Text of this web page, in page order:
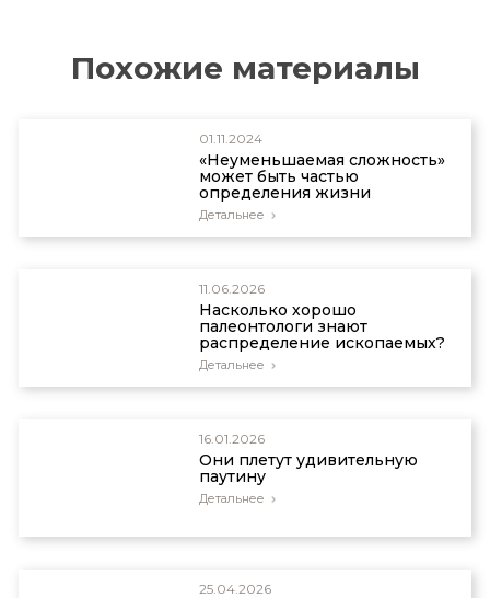
Похожие материалы
01.11.2024
«Неуменьшаемая сложность»
может быть частью
определения жизни
Детальнее
11.06.2026
Насколько хорошо
палеонтологи знают
распределение ископаемых?
Детальнее
16.01.2026
Они плетут удивительную
паутину
Детальнее
25.04.2026